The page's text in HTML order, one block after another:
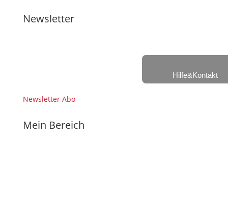
Newsletter
Newsletter Abo
Mein Bereich
Hilfe&Kontakt